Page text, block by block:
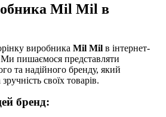
Mil Mil в
виробника Mil Mil в інтернет-
пишаємося представляти
та надійного бренду, який
своїх товарів.
бренд: